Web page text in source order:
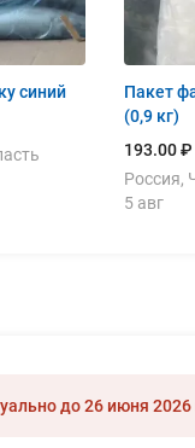
Пакет-вкладыш в коробку синий
Пакет
(0,9 кг)
193.00 ₽
Россия,
5 авг
до26 июня 2026